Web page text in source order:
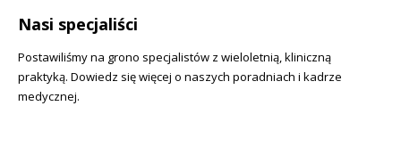
Nasi specjaliści
Postawiliśmy na grono specjalistów z wieloletnią, kliniczną
praktyką. Dowiedz się więcej o naszych poradniach i kadrze
medycznej.